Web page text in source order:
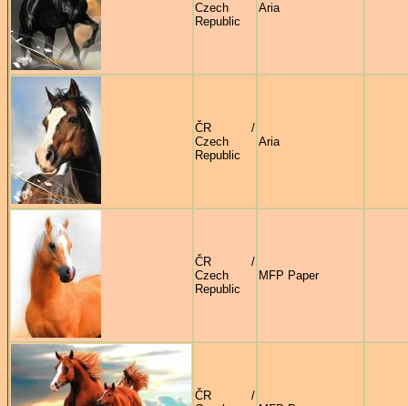
Czech
Republic
Aria
ČR /
Czech
Republic
Aria
ČR /
Czech
Republic
MFP Paper
ČR /